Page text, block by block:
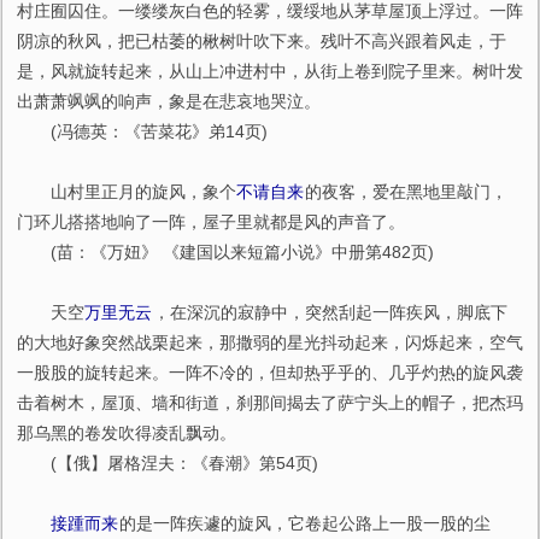
村庄囿囚住。一缕缕灰白色的轻雾，缓绥地从茅草屋顶上浮过。一阵
阴凉的秋风，把已枯萎的楸树叶吹下来。残叶不高兴跟着风走，于
是，风就旋转起来，从山上冲进村中，从街上卷到院子里来。树叶发
出萧萧飒飒的响声，象是在悲哀地哭泣。
(冯德英：《苦菜花》弟14页)
山村里正月的旋风，象个不请自来的夜客，爱在黑地里敲门，
门环儿搭搭地响了一阵，屋子里就都是风的声音了。
(苗：《万妞》 《建国以来短篇小说》中册第482页)
天空万里无云 ，在深沉的寂静中，突然刮起一阵疾风，脚底下
的大地好象突然战栗起来，那撒弱的星光抖动起来，闪烁起来，空气
一股股的旋转起来。一阵不冷的，但却热乎乎的、几乎灼热的旋风袭
击着树木，屋顶、墙和街道，刹那间揭去了萨宁头上的帽子，把杰玛
那乌黑的卷发吹得凌乱飘动。
(【俄】屠格涅夫：《春潮》第54页)
接踵而来的是一阵疾遽的旋风，它卷起公路上一股一股的尘